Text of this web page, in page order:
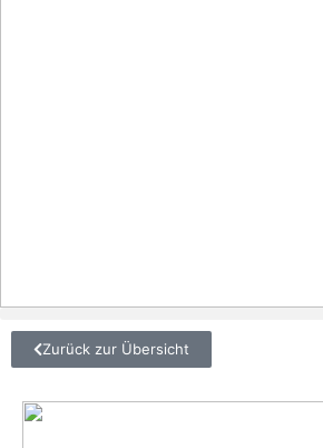
Zurück zur Übersicht